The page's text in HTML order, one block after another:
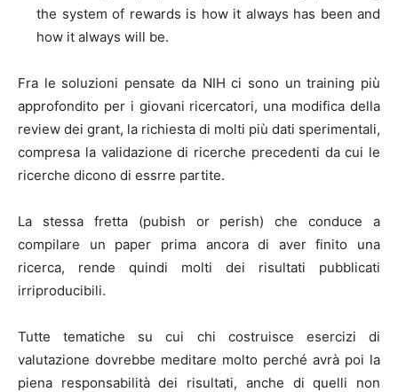
the system of rewards is how it always has been and
how it always will be.
Fra le soluzioni pensate da NIH ci sono un training più
approfondito per i giovani ricercatori, una modifica della
review dei grant, la richiesta di molti più dati sperimentali,
compresa la validazione di ricerche precedenti da cui le
ricerche dicono di essrre partite.
La stessa fretta (pubish or perish) che conduce a
compilare un paper prima ancora di aver finito una
ricerca, rende quindi molti dei risultati pubblicati
irriproducibili.
Tutte tematiche su cui chi costruisce esercizi di
valutazione dovrebbe meditare molto perché avrà poi la
piena responsabilità dei risultati, anche di quelli non